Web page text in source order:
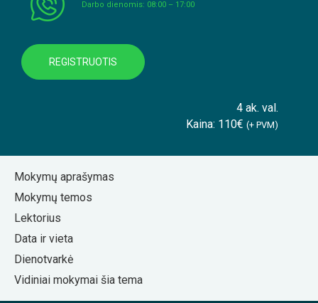
Darbo dienomis: 08:00 – 17:00
REGISTRUOTIS
4 ak. val.
Kaina: 110€ (+ PVM)
Mokymų aprašymas
Mokymų temos
Lektorius
Data ir vieta
Dienotvarkė
Vidiniai mokymai šia tema